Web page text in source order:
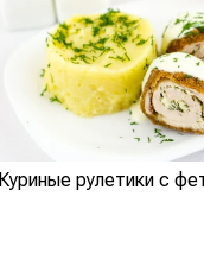
Куриные рулетики с